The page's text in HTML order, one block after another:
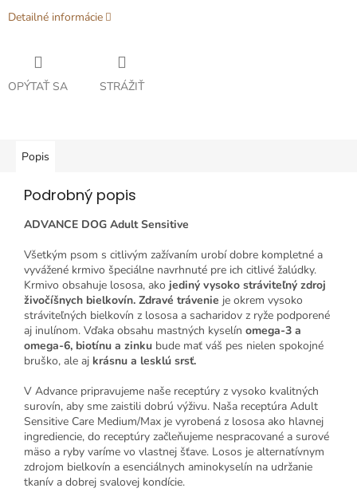
Detailné informácie
OPÝTAŤ SA STRÁŽIŤ
Popis
Podrobný popis
ADVANCE DOG Adult Sensitive
Všetkým psom s citlivým zažívaním urobí dobre kompletné a
vyvážené krmivo špeciálne navrhnuté pre ich citlivé žalúdky.
Krmivo obsahuje lososa, ako jediný vysoko stráviteľný zdroj
živočíšnych bielkovín. Zdravé trávenie je okrem vysoko
stráviteľných bielkovín z lososa a sacharidov z ryže podporené
aj inulínom. Vďaka obsahu mastných kyselín omega-3 a
omega-6, biotínu a zinku bude mať váš pes nielen spokojné
bruško, ale aj krásnu a lesklú srsť.
V Advance pripravujeme naše receptúry z vysoko kvalitných
surovín, aby sme zaistili dobrú výživu. Naša receptúra Adult
Sensitive Care Medium/Max je vyrobená z lososa ako hlavnej
ingrediencie, do receptúry začleňujeme nespracované a surové
mäso a ryby varíme vo vlastnej šťave. Losos je alternatívnym
zdrojom bielkovín a esenciálnych aminokyselín na udržanie
tkanív a dobrej svalovej kondície.